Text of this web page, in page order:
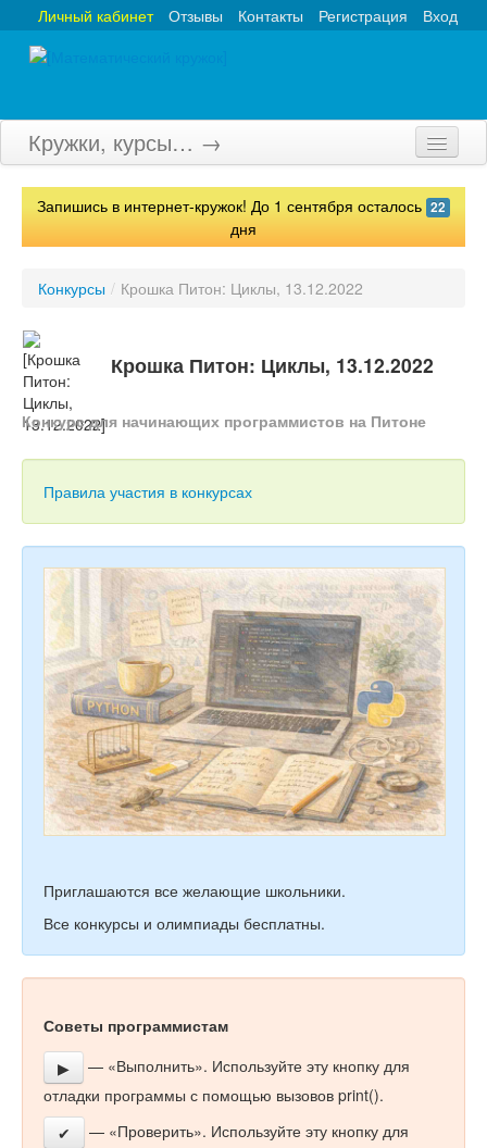
Вход
Регистрация
Контакты
Отзывы
Личный кабинет
Кружки, курсы… →
Главная
Турниры
Конкурсы
Тесты
Игры
Учитель
Запишись в интернет-кружок! До 1 сентября осталось 22
дня
Конкурсы / Крошка Питон: Циклы, 13.12.2022
Крошка Питон: Циклы, 13.12.2022
Конкурс для начинающих программистов на Питоне
Правила участия в конкурсах
Приглашаются все желающие школьники.
Все конкурсы и олимпиады бесплатны.
Советы программистам
▶
— «Выполнить». Используйте эту кнопку для
отладки программы с помощью вызовов print().
✔
— «Проверить». Используйте эту кнопку для